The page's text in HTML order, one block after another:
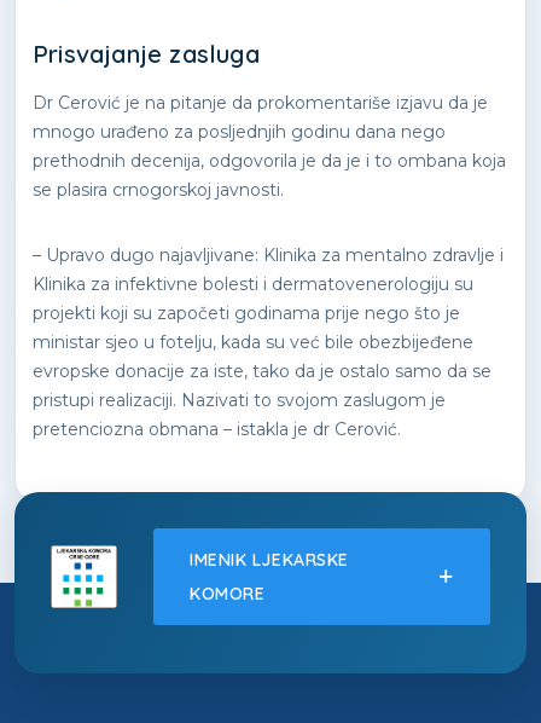
Prisvajanje zasluga
Dr Cerović je na pitanje da prokomentariše izjavu da je
mnogo urađeno za posljednjih godinu dana nego
prethodnih decenija, odgovorila je da je i to ombana koja
se plasira crnogorskoj javnosti.
– Upravo dugo najavljivane: Klinika za mentalno zdravlje i
Klinika za infektivne bolesti i dermatovenerologiju su
projekti koji su započeti godinama prije nego što je
ministar sjeo u fotelju, kada su već bile obezbijeđene
evropske donacije za iste, tako da je ostalo samo da se
pristupi realizaciji. Nazivati to svojom zaslugom je
pretenciozna obmana – istakla je dr Cerović.
IMENIK LJEKARSKE
KOMORE